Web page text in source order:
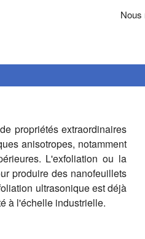
Nous
propriétés extraordinaires
anisotropes, notamment
L'exfoliation ou la
produire des nanofeuillets
ultrasonique est déjà
à l'échelle industrielle.